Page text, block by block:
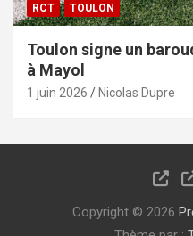
RCT TOULON
Toulon signe un
à Mayol
1 juin 2026 Nicolas Dupre
Copyright © 2026